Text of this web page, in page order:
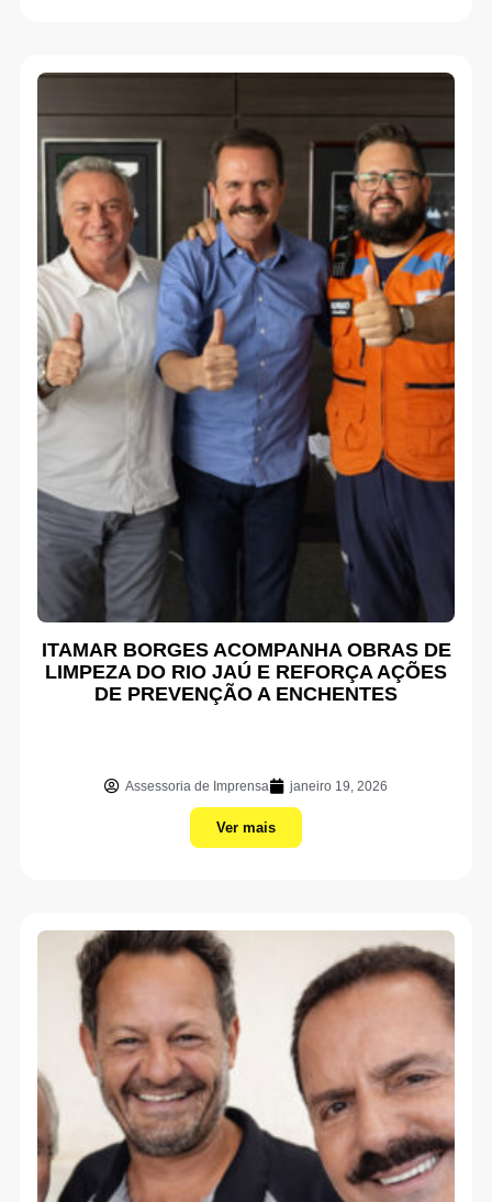
ITAMAR BORGES ACOMPANHA OBRAS DE
LIMPEZA DO RIO JAÚ E REFORÇA AÇÕES
DE PREVENÇÃO A ENCHENTES
Assessoria de Imprensa janeiro 19, 2026
Ver mais